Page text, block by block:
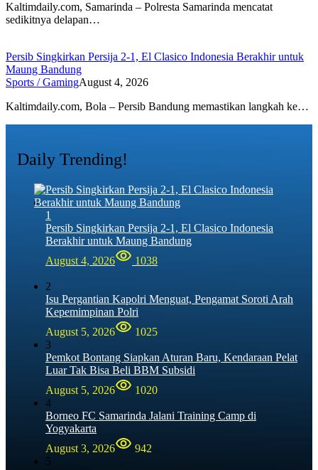
Kaltimdaily.com, Samarinda – Polresta Samarinda mencatat
sedikitnya delapan…
Persib Singkirkan Persija 2-1, El Clasico Indonesia Berakhir untuk
Maung Bandung
Sports / GamingAugust 4, 2026
Kaltimdaily.com, Bola – Persib Bandung memastikan langkah ke…
Daily Trending!
1
Persib Singkirkan Persija 2-1, El Clasico Indonesia
Berakhir untuk Maung Bandung
August 4, 2026
1038
2
Isu Pergantian Kapolri Menguat, Pengamat Soroti Arah
Kepemimpinan Polri
August 5, 2026
1025
3
Pemkot Bontang Siapkan Aturan Baru, Kendaraan Pelat
Luar Tak Bisa Beli BBM Subsidi
August 5, 2026
1020
4
Borneo FC Samarinda Jalani Training Camp di
Yogyakarta
August 3, 2026
942
5